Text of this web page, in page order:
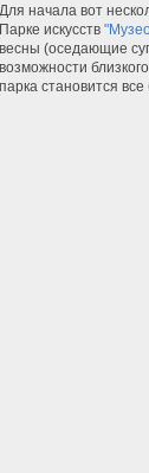
Для начала вот
Парке искусств
весны (оседающие
возможности
парка становится